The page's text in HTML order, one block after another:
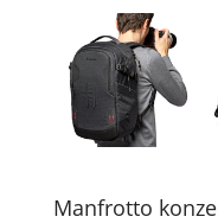
Manfrotto